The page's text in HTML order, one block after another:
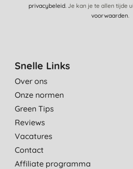
privacybeleid. Je kan je te allen tijde
voorwaarden.
Snelle Links
Over ons
Onze normen
Green Tips
Reviews
Vacatures
Contact
Affiliate programma